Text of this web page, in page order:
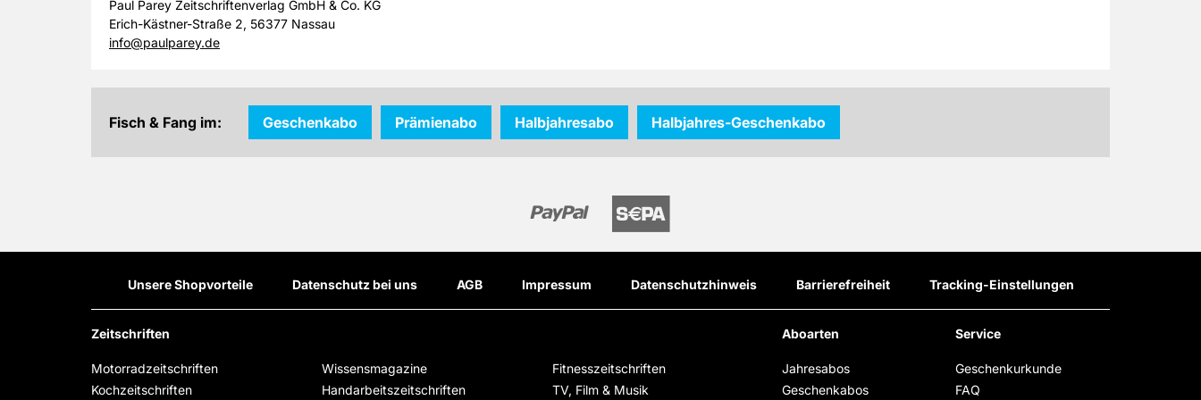
Paul Parey Zeitschriftenverlag GmbH & Co. KG
Erich-Kästner-Straße 2, 56377 Nassau
info@paulparey.de
Fisch & Fang im: Geschenkabo Prämienabo Halbjahresabo Halbjahres-Geschenkabo
Unsere Shopvorteile Datenschutz bei uns AGB Impressum Datenschutzhinweis Barrierefreiheit Tracking-Einstellungen
Zeitschriften
Motorradzeitschriften Wissensmagazine
Fitnesszeitschriften
Kochzeitschriften
Handarbeitszeitschriften TV, Film & Musik
Aboarten
Jahresabos
Geschenkabos
Service
Geschenkurkunde
FAQ